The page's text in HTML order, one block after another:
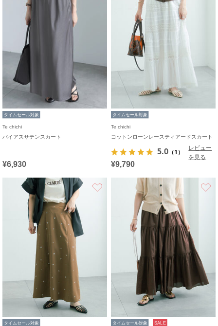
タイムセール対象
Te chichi
バイアスサテンスカート
¥6,930
タイムセール対象
Te chichi
コットンローンレースティアードスカート
5.0 （1）
レビュー
を見る
¥9,790
タイムセール対象 タイムセール対象 SALE